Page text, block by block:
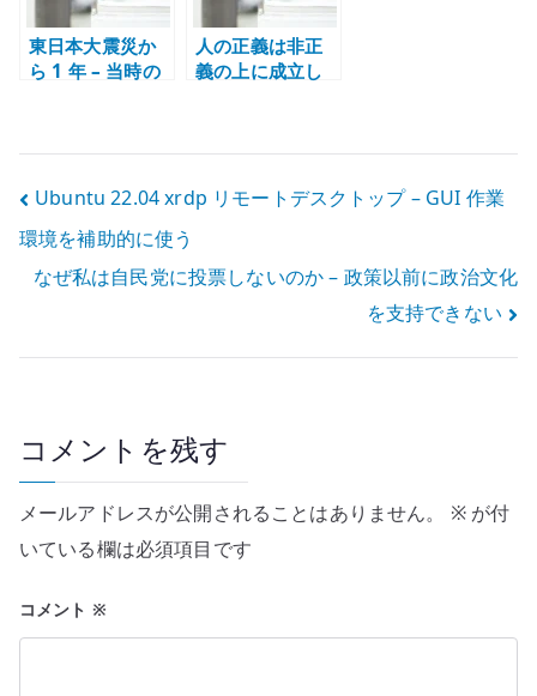
東日本大震災か
ら 1 年 – 当時の
人の正義は非正
義の上に成立し
投
稿
ナ
ビ
ー
シ
ョ
ン
Ubuntu 22.04 xrdp リモートデスクトップ – GUI 作業
環境を補助的に使う
なぜ私は自民党に投票しないのか – 政策以前に政治文化
を支持できない
コメントを残す
メールアドレスが公開されることはありません。 ※が付
いている欄は必須項目です
コメント ※